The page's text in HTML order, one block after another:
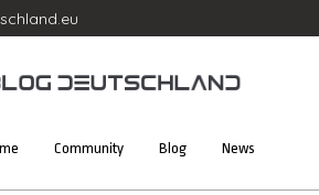
Community Blog News